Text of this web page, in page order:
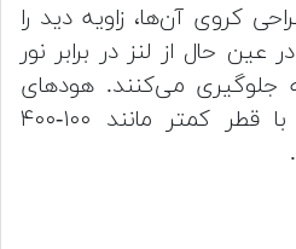
کروی آن‌ها، زاویه دید را
حال از لنز در برابر نور
جلوگیری می‌کنند. هودهای
کروی برای لنز‌های تله با قطر کمتر مانند ۱۰۰-۴۰۰